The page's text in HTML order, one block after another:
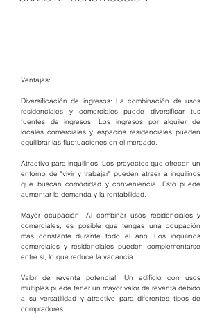
Ventajas:
Diversificación de ingresos: La combinación de usos
residenciales y comerciales puede diversificar tus
fuentes de ingresos. Los ingresos por alquiler de
locales comerciales y espacios residenciales pueden
equilibrar las fluctuaciones en el mercado.
Atractivo para inquilinos: Los proyectos que ofrecen un
entorno de "vivir y trabajar" pueden atraer a inquilinos
que buscan comodidad y conveniencia. Esto puede
aumentar la demanda y la rentabilidad.
Mayor ocupación: Al combinar usos residenciales y
comerciales, es posible que tengas una ocupación
más constante durante todo el año. Los inquilinos
comerciales y residenciales pueden complementarse
entre sí, lo que reduce la vacancia.
Valor de reventa potencial: Un edificio con usos
múltiples puede tener un mayor valor de reventa debido
a su versatilidad y atractivo para diferentes tipos de
compradores.